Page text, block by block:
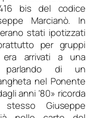
bis del codice
Marcianò. In
stati ipotizzati
per gruppi
arrivati a una
parlando di un
nel Ponente
anni ‘80» ricorda
stesso Giuseppe